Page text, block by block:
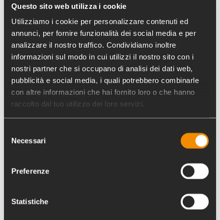
Questo sito web utilizza i cookie
Utilizziamo i cookie per personalizzare contenuti ed
annunci, per fornire funzionalità dei social media e per
analizzare il nostro traffico. Condividiamo inoltre
informazioni sul modo in cui utilizzi il nostro sito con i
nostri partner che si occupano di analisi dei dati web,
pubblicità e social media, i quali potrebbero combinarle
con altre informazioni che hai fornito loro o che hanno
raccolto dal tuo utilizzo dei loro servizi.
delNecessari
Preferenze
Statistiche
nostra scelta di gestire i fondi dell’8 per mille
con la massima trasparenza, finanziando oltre
mille progetti valutati con criteri di sostenibilità,
efficacia e spessore etico. Da anni raccogliamo
la firma e la fiducia di tanti contribuenti che
riconoscono la qualità dei nostri interventi e
apprezzano il nostro impegno per i diritti di tutti
e di tutte, contro le discriminazioni e
l’esclusione sociale.
abbiamo potuto avviare numerose azioni di
donne vittime di violenza e per il riscatto di chi
è considerato dalla società un vuoto a perdere;
umanitari per profughi in condizione di